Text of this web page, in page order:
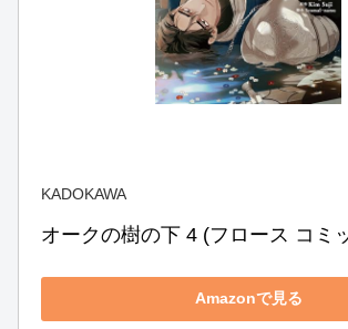
KADOKAWA
オークの樹の下 4 (フロース コミ
Amazonで見る